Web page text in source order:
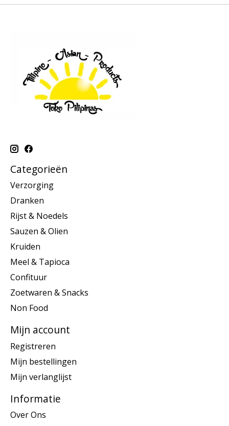
Categorieën
Verzorging
Dranken
Rijst & Noedels
Sauzen & Olien
Kruiden
Meel & Tapioca
Confituur
Zoetwaren & Snacks
Non Food
Mijn account
Registreren
Mijn bestellingen
Mijn verlanglijst
Informatie
Over Ons